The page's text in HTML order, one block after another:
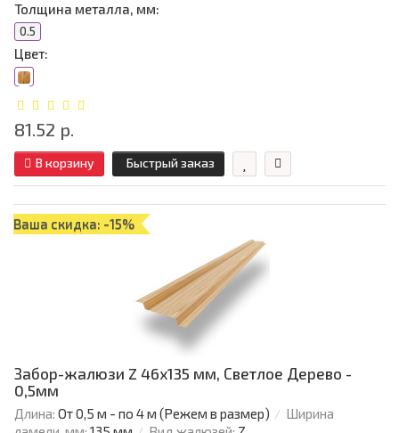
Толщина металла, мм:
0.5
Цвет:
81.52 р.
В корзину Быстрый заказ
Ваша скидка: -15%
Забор-жалюзи Z 46х135 мм, Светлое Дерево -
0,5мм
Длина: От 0,5 м - по 4 м (Режем в размер)
Ширина